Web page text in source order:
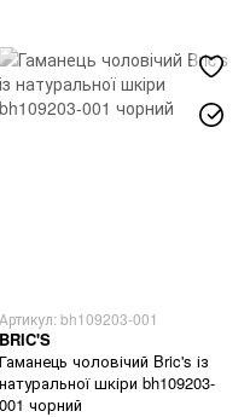
Артикул: bh109203-001
BRIC'S
Гаманець чоловічий Bric's із
натуральної шкіри bh109203-
001 чорний